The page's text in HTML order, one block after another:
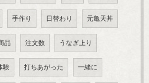
手作り 日替わり 元亀天丼
品 注文数 うなぎ上り
験 打ちあがった 一緒に